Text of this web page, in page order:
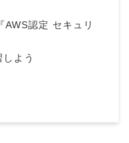
AWS認定 セキュリ
よう